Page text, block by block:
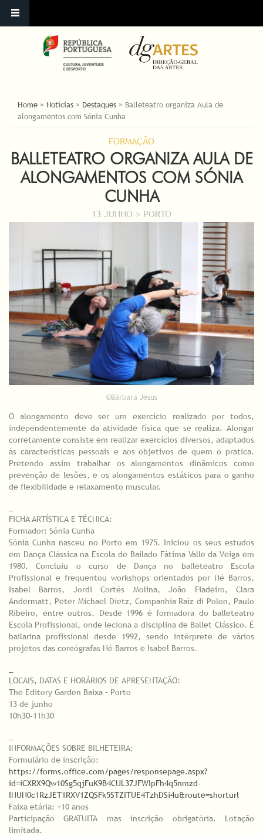
ESTÁ AQUI
Home » Notícias » Destaques » Balleteatro organiza Aula de
alongamentos com Sónia Cunha
FORMAÇÃO
BALLETEATRO ORGANIZA AULA DE
ALONGAMENTOS COM SÓNIA
CUNHA
13 JUNHO > PORTO
©Bárbara Jesus
O alongamento deve ser um exercício realizado por todos,
independentemente da atividade física que se realiza. Alongar
corretamente consiste em realizar exercícios diversos, adaptados
às características pessoais e aos objetivos de quem o pratica.
Pretendo assim trabalhar os alongamentos dinâmicos como
prevenção de lesões, e os alongamentos estáticos para o ganho
de flexibilidade e relaxamento muscular.
FICHA ARTÍSTICA E TÉCNICA:
Formador: Sónia Cunha
Sónia Cunha nasceu no Porto em 1975. Iniciou os seus estudos
em Dança Clássica na Escola de Bailado Fátima Valle da Veiga em
1980. Concluiu o curso de Dança no balleteatro Escola
Profissional e frequentou workshops orientados por Né Barros,
Isabel Barros, Jordi Cortés Molina, João Fiadeiro, Clara
Andermatt, Peter Michael Dietz, Companhia Raíz di Polon, Paulo
Ribeiro, entre outros. Desde 1996 é formadora do balleteatro
Escola Profissional, onde leciona a disciplina de Ballet Clássico. É
bailarina profissional desde 1992, sendo intérprete de vários
projetos das coreógrafas Né Barros e Isabel Barros.
LOCAIS, DATAS E HORÁRIOS DE APRESENTAÇÃO:
The Editory Garden Baixa – Porto
13 de junho
10h30-11h30
INFORMAÇÕES SOBRE BILHETEIRA:
Formulário de inscrição:
https://forms.office.com/pages/responsepage.aspx?
id=iCXRX9Qw10Sg5qjFuK9B4CUL37JFWIpFh4q5nmzd-
INUN0c1RzJET1RXV1ZQSFk5STZITUE4TzhDSi4u&route=shorturl
Faixa etária: +10 anos
Participação GRATUITA mas inscrição obrigatória. Lotação
limitada.